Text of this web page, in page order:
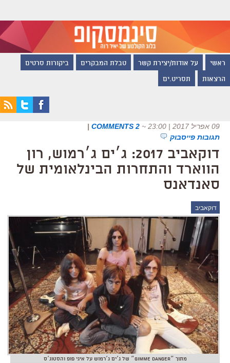
ראשי על אודות/יצירת קשר טבלת המבקרים ביקורות סרטים
הרצאות תסריט.ים
09 אפריל 2017 | 23:00 ~
2 COMMENTS
|
תגובות פייסבוק
דוקאביב 2017: ג׳ים ג׳רמוש, רון
הווארד והתחרות הבינלאומית של
סאנדאנס
דוקאביב
מתוך ״Gimme Danger״ של ג׳ים ג׳רמוש על איגי פופ והסטוג׳ס